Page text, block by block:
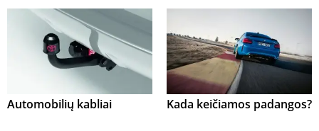
Automobilių kabliai Kada keičiamos padangos?